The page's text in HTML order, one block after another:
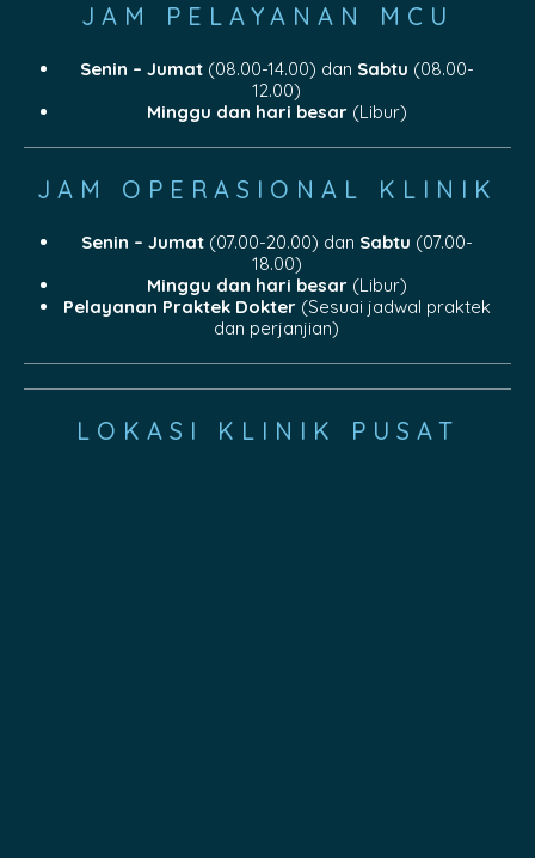
JAM PELAYANAN MCU
Senin – Jumat(08.00-14.00) dan Sabtu (08.00-
12.00)
Minggu dan hari besar(Libur)
JAM OPERASIONAL KLINIK
Senin – Jumat(07.00-20.00) dan Sabtu (07.00-
18.00)
Minggu dan hari besar(Libur)
Pelayanan Praktek Dokter(Sesuai jadwal praktek
dan perjanjian)
LOKASI KLINIK PUSAT